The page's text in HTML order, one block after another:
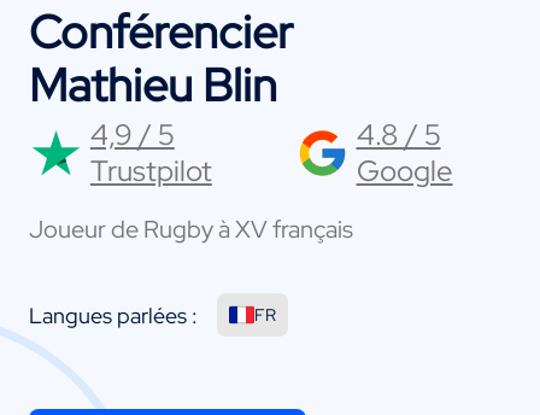
Conférencier
Mathieu Blin
4,9 / 5
Trustpilot
4.8 / 5
Google
Joueur de Rugby à XV français
Langues parlées : FR